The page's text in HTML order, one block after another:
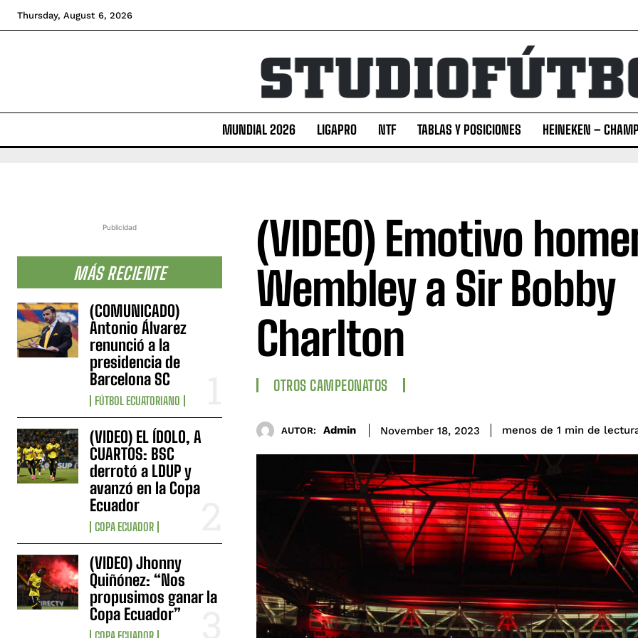
Thursday, August 6, 2026
MUNDIAL 2026 LIGAPRO NTF TABLAS Y POSICIONES HEINEKEN –
Publicidad
MÁS RECIENTE
(COMUNICADO)
Antonio Álvarez
renunció a la
presidencia de
Barcelona SC
FÚTBOL ECUATORIANO
(VIDEO) EL ÍDOLO, A
CUARTOS: BSC
derrotó a LDUP y
avanzó en la Copa
Ecuador
COPA ECUADOR
(VIDEO) Jhonny
Quiñónez: “Nos
propusimos ganar la
Copa Ecuador”
(VIDEO) Emotivo
Wembley a Sir Bobby
Charlton
OTROS CAMPEONATOS
AUTOR: Admin November 18, 2023 menos de 1 min de